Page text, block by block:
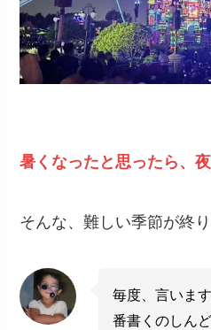
暑くなったと思ったら、夜
そんな、難しい季節が終
毎度、言いま
番書くのしんど